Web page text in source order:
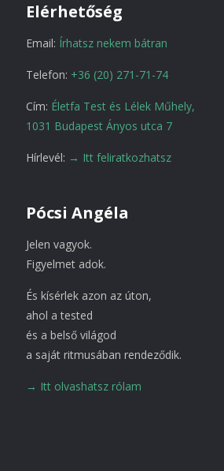
Elérhetőség
Email: Írhatsz nekem bátran
Telefon: +36 (20) 271-71-74
Cím: Életfa Test és Lélek Műhely,
1031 Budapest Ányos utca 7
Hírlevél: → Itt feliratkozhatsz
Pócsi Angéla
Jelen vagyok.
Figyelmet adok.
És kísérlek azon az úton,
ahol a tested
és a belső világod
a saját ritmusában rendeződik.
→ Itt olvashatsz rólam